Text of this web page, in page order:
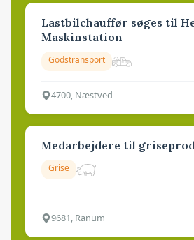
Lastbilchauffør søges til
Maskinstation
Godstransport
4700, Næstved
Medarbejdere til
Grise
9681, Ranum